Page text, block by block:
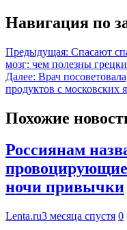
Навигация по
Предыдущая: Спасают
мозг: чем полезны
Далее: Врач
продуктов с московских
Похожие
Россиянам
ночи привычки
Lenta.ru3 месяца спустя 0